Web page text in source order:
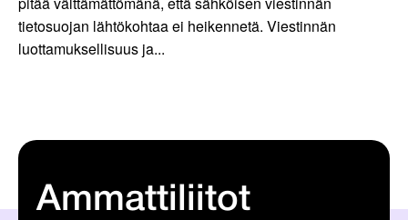
tietosuojan lähtökohtaa ei heikennetä. Viestinnän
luottamuksellisuus ja...
Ammattiliitot